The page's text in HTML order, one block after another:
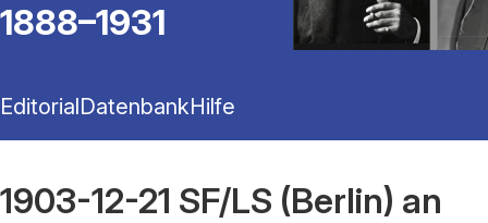
1888–1931
EditorialDatenbankHilfe
1903-12-21 SF/LS (Berlin) an